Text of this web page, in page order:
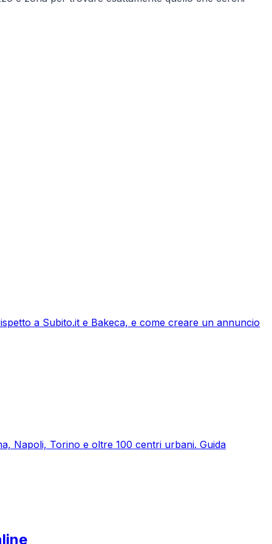
a Subito.it e Bakeca, e come creare un annuncio
Napoli, Torino e oltre 100 centri urbani. Guida